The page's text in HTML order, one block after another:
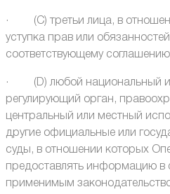
· (С) третьи лица, в
уступка прав или
соответствующему
· (D) любой национальный
регулирующий орган,
центральный или местный
другие официальные или
суды, в отношении которых
предоставлять информацию в
применимым